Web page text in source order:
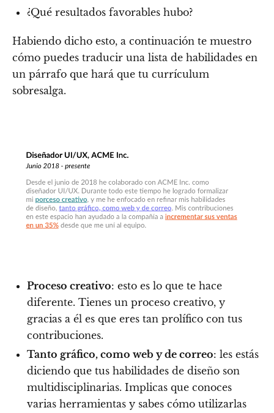
¿Qué resultados favorables hubo?
Habiendo dicho esto, a continuación te muestro
cómo puedes traducir una lista de habilidades en
un párrafo que hará que tu currículum
sobresalga.
Proceso creativo: esto es lo que te hace
diferente. Tienes un proceso creativo, y
gracias a él es que eres tan prolífico con tus
contribuciones.
Tanto gráfico, como web y de correo: les estás
diciendo que tus habilidades de diseño son
multidisciplinarias. Implicas que conoces
varias herramientas y sabes cómo utilizarlas